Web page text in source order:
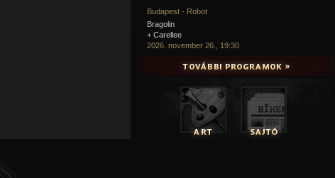
Budapest - Robot
Bragolin
+ Carellee
2026. november 26., 19:30